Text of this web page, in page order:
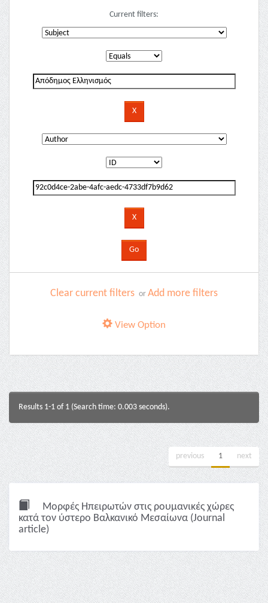
Current filters:
Clear current filters or Add more filters
View Option
Results 1-1 of 1 (Search time: 0.003 seconds).
previous 1 next
Μορφές Ηπειρωτών στις ρουμανικές χώρες
κατά τον ύστερο Βαλκανικό Μεσαίωνα (Journal
article)